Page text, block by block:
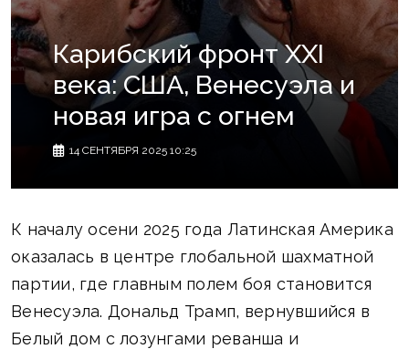
Карибский фронт XXI
века: США, Венесуэла и
новая игра с огнем
14 СЕНТЯБРЯ 2025 10:25
К началу осени 2025 года Латинская Америка
оказалась в центре глобальной шахматной
партии, где главным полем боя становится
Венесуэла. Дональд Трамп, вернувшийся в
Белый дом с лозунгами реванша и